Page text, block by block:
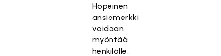
Hopeinen
ansiomerkki
voidaan
myöntää
henkilölle,